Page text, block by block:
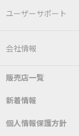
製品情報TOP
はんだ付けシステム
こて先
ユーザーサポート
ユーザーサポートTOP
よくあるご質問
会社情報
会社概要
販売店一覧
新着情報
個人情報保護方針